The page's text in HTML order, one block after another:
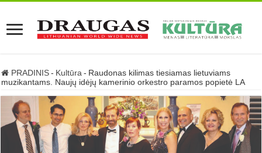
PRADINIS - Kultūra - Raudonas kilimas tiesiamas lietuviams
muzikantams. Naujų idėjų kamerinio orkestro paramos popietė LA